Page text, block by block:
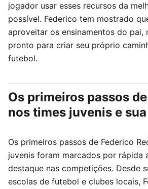
jogador usar esses recursos da
possível. Federico tem mostrado
aproveitar os ensinamentos do pai,
pronto para criar seu próprio
futebol.
Os primeiros passos
nos times juvenis e
Os primeiros passos de Federico
juvenis foram marcados por rápida
destaque nas competições. Desde
escolas de futebol e clubes locais,